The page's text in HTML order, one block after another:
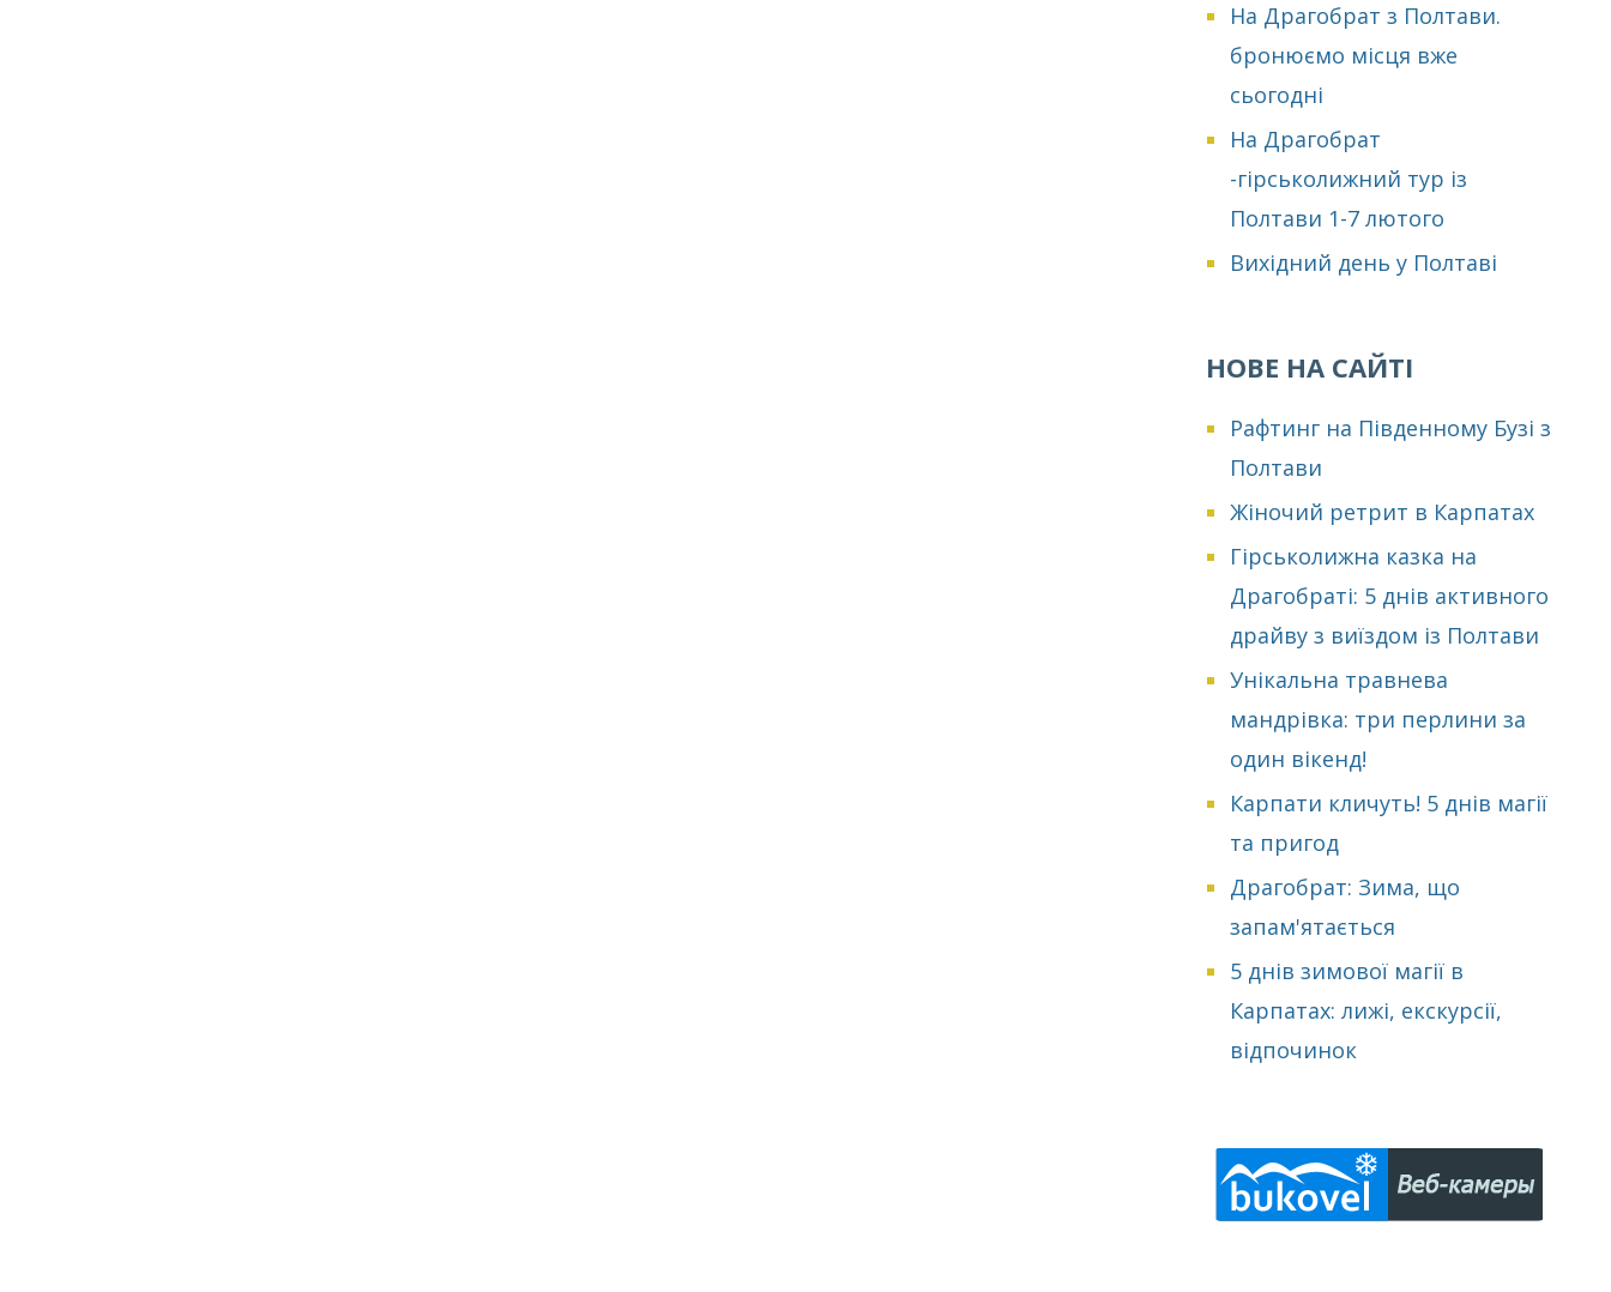
На Драгобрат з Полтави.
бронюємо місця вже
сьогодні
На Драгобрат
-гірськолижний тур із
Полтави 1-7 лютого
Вихідний день у Полтаві
НОВЕ НА САЙТІ
Рафтинг на Південному Бузі з
Полтави
Жіночий ретрит в Карпатах
Гірськолижна казка на
Драгобраті: 5 днів активного
драйву з виїздом із Полтави
Унікальна травнева
мандрівка: три перлини за
один вікенд!
Карпати кличуть! 5 днів магії
та пригод
Драгобрат: Зима, що
запам'ятається
5 днів зимової магії в
Карпатах: лижі, екскурсії,
відпочинок